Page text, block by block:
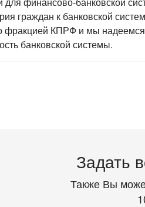
граждан к банковской
КПРФ и мы надеемся
банковской системы.
Задать
Также Вы